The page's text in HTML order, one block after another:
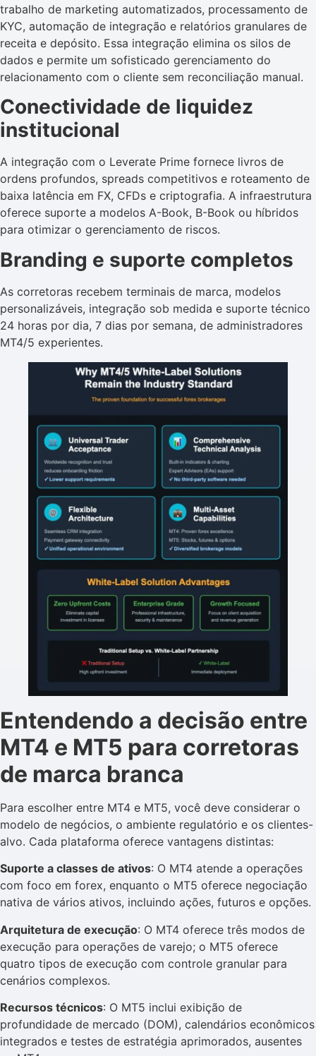
trabalho de marketing automatizados, processamento de
KYC, automação de integração e relatórios granulares de
receita e depósito. Essa integração elimina os silos de
dados e permite um sofisticado gerenciamento do
relacionamento com o cliente sem reconciliação manual.
Conectividade de liquidez
institucional
A integração com o Leverate Prime fornece livros de
ordens profundos, spreads competitivos e roteamento de
baixa latência em FX, CFDs e criptografia. A infraestrutura
oferece suporte a modelos A-Book, B-Book ou híbridos
para otimizar o gerenciamento de riscos.
Branding e suporte completos
As corretoras recebem terminais de marca, modelos
personalizáveis, integração sob medida e suporte técnico
24 horas por dia, 7 dias por semana, de administradores
MT4/5 experientes.
Entendendo a decisão entre
MT4 e MT5 para corretoras
de marca branca
Para escolher entre MT4 e MT5, você deve considerar o
modelo de negócios, o ambiente regulatório e os clientes-
alvo. Cada plataforma oferece vantagens distintas:
Suporte a classes de ativos: O MT4 atende a operações
com foco em forex, enquanto o MT5 oferece negociação
nativa de vários ativos, incluindo ações, futuros e opções.
Arquitetura de execução: O MT4 oferece três modos de
execução para operações de varejo; o MT5 oferece
quatro tipos de execução com controle granular para
cenários complexos.
Recursos técnicos: O MT5 inclui exibição de
profundidade de mercado (DOM), calendários econômicos
integrados e testes de estratégia aprimorados, ausentes